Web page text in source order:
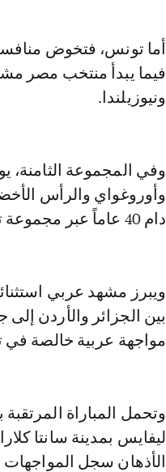
أما تونس، فتخوض
فيما يبدأ منتخب مصر
ونيوزيلندا.
وفي المجموعة الثامنة،
وأوروغواي والرأس
دام 40 عاماً عبر مجموعة تضم فرنسا والسنغال والنرويج.
ويبرز مشهد عربي
بين الجزائر والأردن إلى
مواجهة عربية خالصة في
ليفايس بمدينة سانتا
الأذهان سجل المواجهات